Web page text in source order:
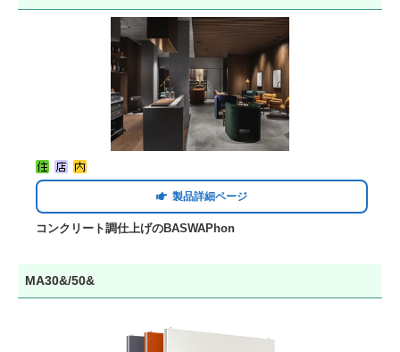
製品詳細ページ
コンクリート調仕上げのBASWAPhon
MA30&/50&